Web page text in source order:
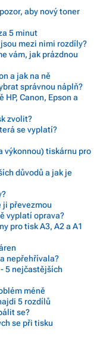
aby nový toner
5 minut
mezi nimi rozdíly?
vám, jak prázdnou
a jak na ně
správnou náplň?
Canon, Epson a
zvolit?
se vyplatí?
výkonnou) tiskárnu pro
důvodů a jak je
ji převezmou
vyplatí oprava?
pro tisk A3, A2 a A1
nepřehřívala?
5 nejčastějších
méně
5 rozdílů
se?
se při tisku